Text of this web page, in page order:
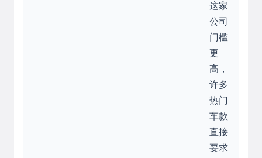
这家
公司
门槛
更
高，
许多
热门
车款
直接
要求